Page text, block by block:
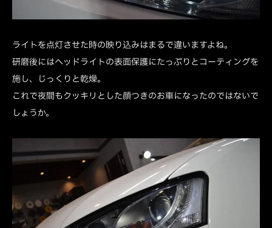
ライトを点灯させた時の映り込みはまるで違いますよね。
研磨後にはヘッドライトの表面保護にたっぷりとコーティングを
施し、じっくりと乾燥。
これで夜間もクッキリとした顔つきのお車になったのではないで
しょうか。